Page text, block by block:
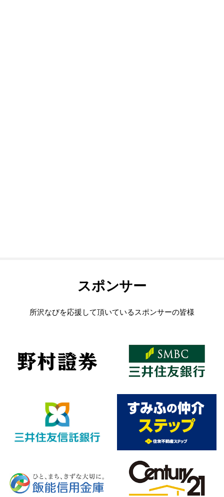
スポンサー
所沢なびを応援して頂いているスポンサーの皆様